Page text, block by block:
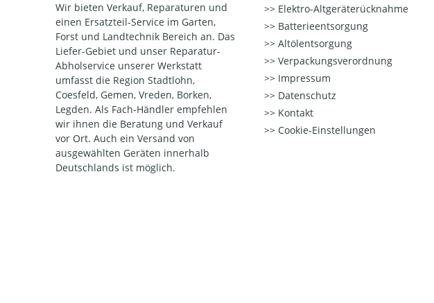
Wir bieten Verkauf, Reparaturen und
einen Ersatzteil-Service im Garten,
Forst und Landtechnik Bereich an. Das
Liefer-Gebiet und unser Reparatur-
Abholservice unserer Werkstatt
umfasst die Region Stadtlohn,
Coesfeld, Gemen, Vreden, Borken,
Legden. Als Fach-Händler empfehlen
wir ihnen die Beratung und Verkauf
vor Ort. Auch ein Versand von
ausgewählten Geräten innerhalb
Deutschlands ist möglich.
Elektro-Altgeräterücknahme
Batterieentsorgung
Altölentsorgung
Verpackungsverordnung
Impressum
Datenschutz
Kontakt
Cookie-Einstellungen